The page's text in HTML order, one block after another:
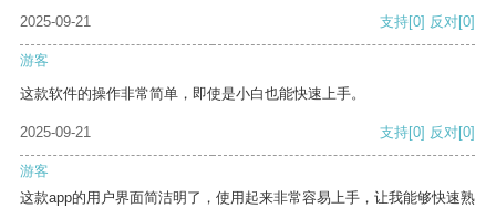
2025-09-21
支持[0] 反对[0]
游客
这款软件的操作非常简单，即使是小白也能快速上手。
2025-09-21 支持[0] 反对[0]
游客
这款app的用户界面简洁明了，使用起来非常容易上手，让我能够快速熟